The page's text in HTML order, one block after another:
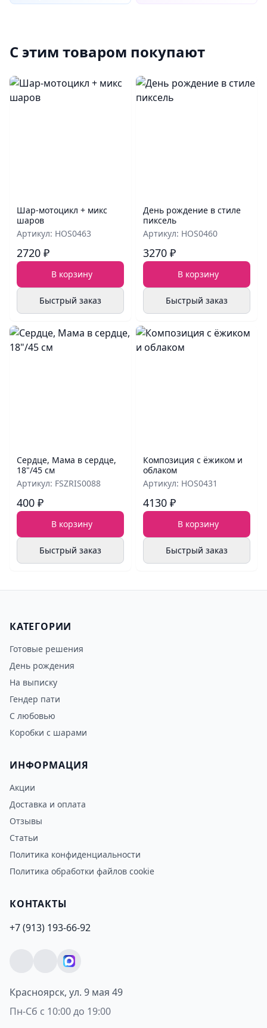
С этим товаром покупают
Шар‑мотоцикл + микс
шаров
Артикул: HOS0463
2720 ₽
В корзину
Быстрый заказ
День рождение в стиле
пиксель
Артикул: HOS0460
3270 ₽
В корзину
Быстрый заказ
Сердце, Мама в сердце,
18"/45 см
Артикул: FSZRIS0088
400 ₽
В корзину
Быстрый заказ
Композиция с ёжиком и
облаком
Артикул: HOS0431
4130 ₽
В корзину
Быстрый заказ
КАТЕГОРИИ
Готовые решения
День рождения
На выписку
Гендер пати
С любовью
Коробки с шарами
ИНФОРМАЦИЯ
Акции
Доставка и оплата
Отзывы
Статьи
Политика конфиденциальности
Политика обработки файлов cookie
КОНТАКТЫ
+7 (913) 193-66-92
Красноярск, ул. 9 мая 49
Пн-Сб с 10:00 до 19:00